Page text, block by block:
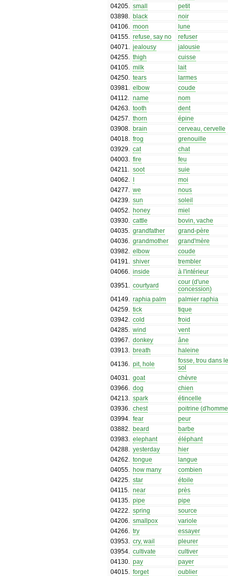
04205
small
petit
03898
black
noir
04106
moon
lune
04155
refuse, say no
refuser
04071
jealousy
jalousie
04255
thigh
cuisse
04105
milk
lait
04250
tears
larmes
03981
elbow
coude
04112
name
nom
04263
tooth
dent
04257
thorn
épine
03908
brain
cerveau, cervelle
04018
frog
grenouille
03929
cat
chat
04003
fire
feu
04211
soot
suie
04062
I
moi
04277
we
nous
04239
sun
soleil
04052
honey
miel
03930
cattle
bovin, vache
04035
grandfather
grand-père
04036
grandmother
grand'mère
03982
elbow
coude
04191
shiver
trembler
04066
inside
à l'intérieur
03951
courtyard
cour (d'une
concession)
04149
raphia palm
palmier raphia
04259
tick
tique
03942
cold
froid
04285
wind
vent
03967
donkey
âne
03913
breath
haleine
04136
pit, hole
fosse, trou dans
sol
04031
goat
chèvre
03966
dog
chien
04213
spark
étincelle
03936
chest
poitrine
03994
fear
peur
03882
beard
barbe
03983
elephant
éléphant
04288
yesterday
hier
04262
tongue
langue
04055
how many
combien
04225
star
étoile
04115
near
près
04135
pipe
pipe
04222
spring
source
04206
smallpox
variole
04266
try
essayer
03953
cry, wail
pleurer
03954
cultivate
cultiver
04130
pay
payer
04015
forget
oublier